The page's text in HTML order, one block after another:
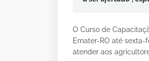
O Curso de
Emater-RO até
atender aos